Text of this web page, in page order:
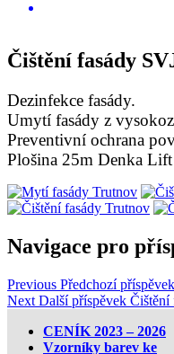
Čištění fasády
Dezinfekce fasády.
Umytí fasády z
Preventivní ochrana
Plošina 25m Denka
Navigace pro
Previous Předchozí příspěvek
Next Další příspěvek Čištění
CENÍK 2023 – 2026
Vzorníky barev ke